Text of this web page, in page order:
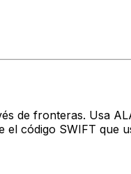
de fronteras. Usa
código SWIFT que